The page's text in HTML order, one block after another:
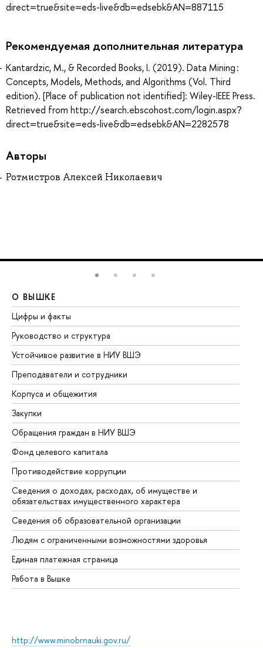
direct=true&site=eds-live&db=edsebk&AN=887115
Рекомендуемая дополнительная литература
Kantardzic, M., & Recorded Books, I. (2019). Data Mining :
Concepts, Models, Methods, and Algorithms (Vol. Third
edition). [Place of publication not identified]: Wiley-IEEE Press.
Retrieved from http://search.ebscohost.com/login.aspx?
direct=true&site=eds-live&db=edsebk&AN=2282578
Авторы
Ротмистров Алексей Николаевич
О ВЫШКЕ
Цифры и факты
Руководство и структура
Устойчивое развитие в НИУ ВШЭ
Преподаватели и сотрудники
Корпуса и общежития
Закупки
Обращения граждан в НИУ ВШЭ
Фонд целевого капитала
Противодействие коррупции
Сведения о доходах, расходах, об имуществе и
обязательствах имущественного характера
Сведения об образовательной организации
Людям с ограниченными возможностями здоровья
Единая платежная страница
Работа в Вышке
http://www.minobrnauki.gov.ru/